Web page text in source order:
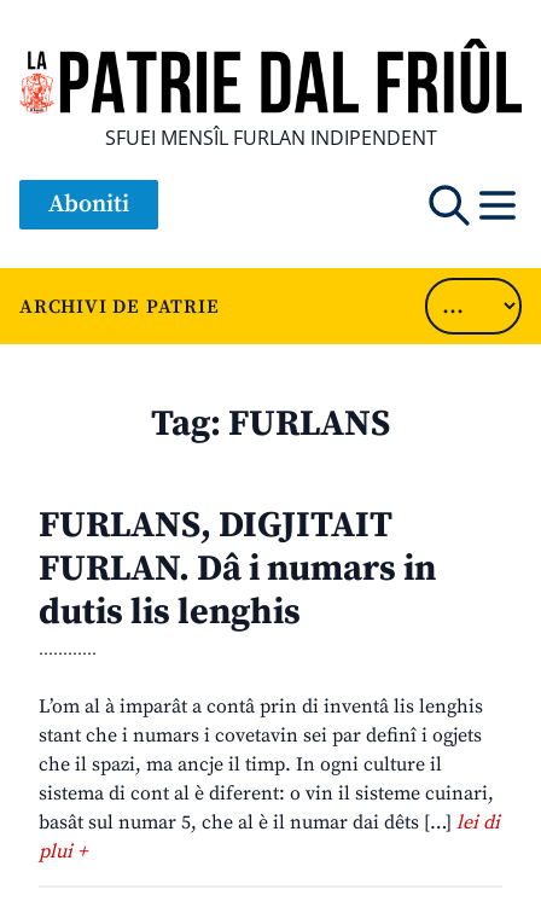
SFUEI MENSÎL FURLAN INDIPENDENT
Aboniti
ARCHIVI DE PATRIE
Tag: FURLANS
FURLANS, DIGJITAIT
FURLAN. Dâ i numars in
dutis lis lenghis
............
L’om al à imparât a contâ prin di inventâ lis lenghis
stant che i numars i covetavin sei par definî i ogjets
che il spazi, ma ancje il timp. In ogni culture il
sistema di cont al è diferent: o vin il sisteme cuinari,
basât sul numar 5, che al è il numar dai dêts […] lei di
plui +